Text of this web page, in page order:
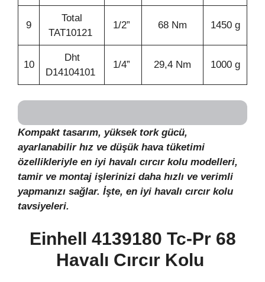
9
Total
TAT10121
1/2” 68 Nm 1450 g
10
Dht
D14104101
1/4” 29,4 Nm 1000 g
Kompakt tasarım, yüksek tork gücü,
ayarlanabilir hız ve düşük hava tüketimi
özellikleriyle en iyi havalı cırcır kolu modelleri,
tamir ve montaj işlerinizi daha hızlı ve verimli
yapmanızı sağlar. İşte, en iyi havalı cırcır kolu
tavsiyeleri.
Einhell 4139180 Tc-Pr 68
Havalı Cırcır Kolu